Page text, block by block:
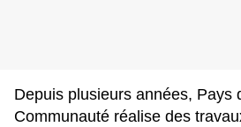
Depuis plusieurs années, Pays
Communauté réalise des